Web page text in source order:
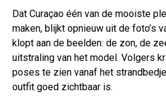
Dat Curaçao één van de mooiste
maken, blijkt opnieuw uit de foto’s
klopt aan de beelden: de zon, de
uitstraling van het model. Volgers
poses te zien vanaf het
outfit goed zichtbaar is.